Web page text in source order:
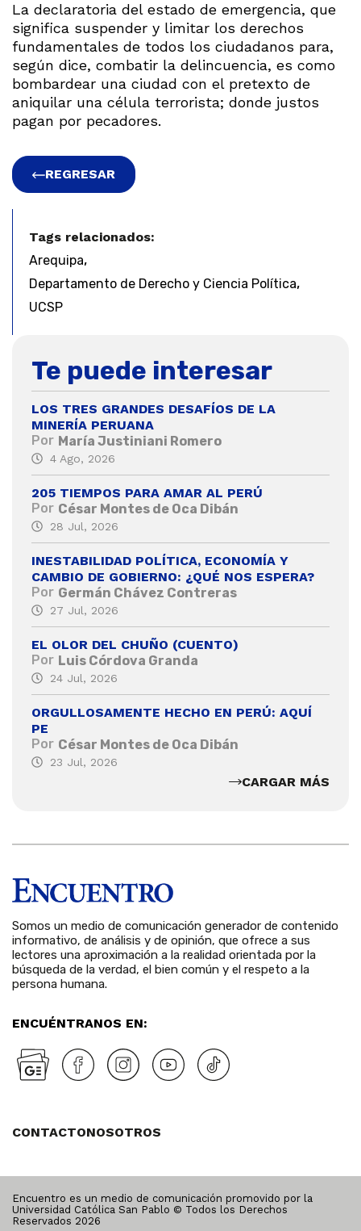
La declaratoria del estado de emergencia, que
significa suspender y limitar los derechos
fundamentales de todos los ciudadanos para,
según dice, combatir la delincuencia, es como
bombardear una ciudad con el pretexto de
aniquilar una célula terrorista; donde justos
pagan por pecadores.
REGRESAR
Tags relacionados:
Arequipa,
Departamento de Derecho y Ciencia Política,
UCSP
Te puede interesar
LOS TRES GRANDES DESAFÍOS DE LA
MINERÍA PERUANA
Por María Justiniani Romero
4 Ago, 2026
205 TIEMPOS PARA AMAR AL PERÚ
Por César Montes de Oca Dibán
28 Jul, 2026
INESTABILIDAD POLÍTICA, ECONOMÍA Y
CAMBIO DE GOBIERNO: ¿QUÉ NOS ESPERA?
Por Germán Chávez Contreras
27 Jul, 2026
EL OLOR DEL CHUÑO (CUENTO)
Por Luis Córdova Granda
24 Jul, 2026
ORGULLOSAMENTE HECHO EN PERÚ: AQUÍ
PE
Por César Montes de Oca Dibán
23 Jul, 2026
CARGAR MÁS
Somos un medio de comunicación generador de contenido
informativo, de análisis y de opinión, que ofrece a sus
lectores una aproximación a la realidad orientada por la
búsqueda de la verdad, el bien común y el respeto a la
persona humana.
ENCUÉNTRANOS EN:
CONTACTONOSOTROS
Encuentro es un medio de comunicación promovido por la
Universidad Católica San Pablo © Todos los Derechos
Reservados 2026